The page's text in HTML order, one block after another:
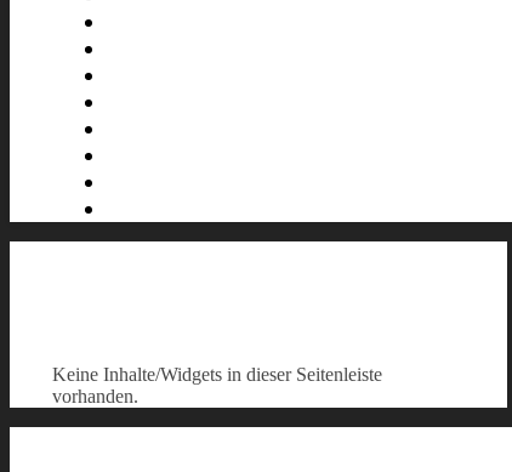
Keine Inhalte/Widgets in dieser Seitenleiste
vorhanden.